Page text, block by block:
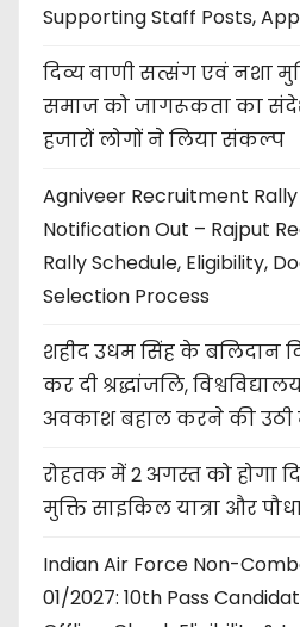
Supporting Staff Posts,
दिव्य वाणी सत्संग एवं नशा
समाज को जागरूकता का
हजारों लोगों ने लिया संकल्प
Agniveer Recruitment
Notification Out – Rajput
Rally Schedule, Eligibility,
Selection Process
शहीद उधम सिंह के बलिदान
कर दी श्रद्धांजलि,
अवकाश बहाल करने की उठी
रोहतक में 2 अगस्त को होगा
मुक्ति साइकिल यात्रा और
Indian Air Force Non-
01/2027: 10th Pass